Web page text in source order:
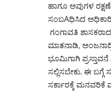
ಹಾಗೂ ಅವುಗಳ
ಸಂಬAಧಿಸಿದ
ಗಂಗಾವತಿ
ಮಾತನಾಡಿ,
ಭೂಮಿಗಾಗಿ ಪ್ರಸ್ತಾವನೆ
ಸಲ್ಲಿಸಬೇಕು. ಈ ಬಗ್ಗೆ
ಸರ್ಕಾರಕ್ಕೆ ಮನವರಿಕೆ